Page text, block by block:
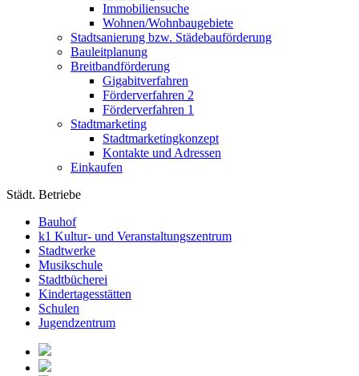
Immobiliensuche
Wohnen/Wohnbaugebiete
Stadtsanierung bzw. Städebauförderung
Bauleitplanung
Breitbandförderung
Gigabitverfahren
Förderverfahren 2
Förderverfahren 1
Stadtmarketing
Stadtmarketingkonzept
Kontakte und Adressen
Einkaufen
Städt. Betriebe
Bauhof
k1 Kultur- und Veranstaltungszentrum
Stadtwerke
Musikschule
Stadtbücherei
Kindertagesstätten
Schulen
Jugendzentrum